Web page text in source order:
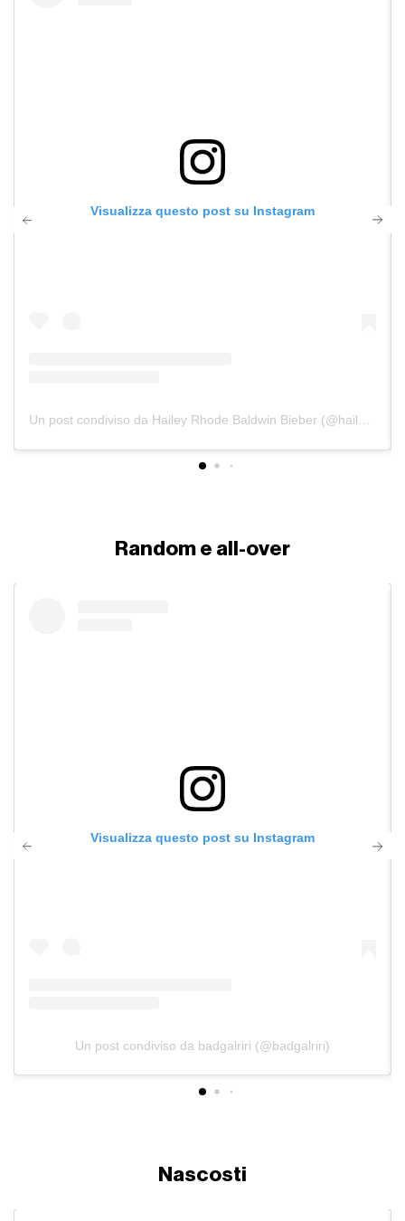
Visualizza questo post su Instagram
Random e all-over
Visualizza questo post su Instagram
Un post condiviso da badgalriri (@badgalriri)
Nascosti